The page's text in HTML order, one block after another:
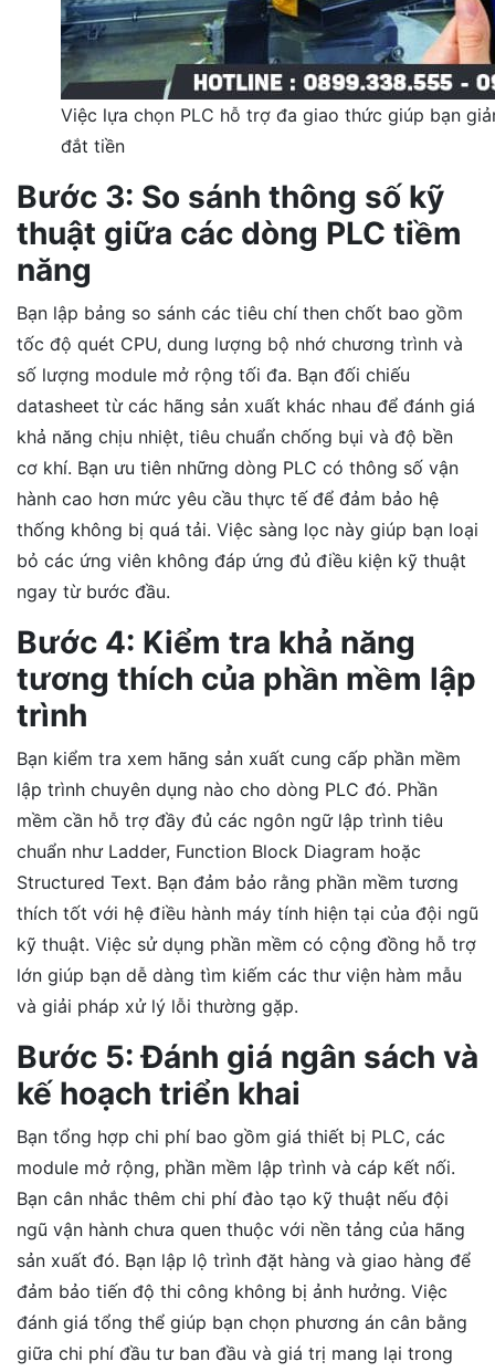
Việc lựa chọn PLC hỗ trợ đa giao thức giúp bạn
đắt tiền
Bước 3: So sánh thông số kỹ
thuật giữa các dòng PLC tiềm
năng
Bạn lập bảng so sánh các tiêu chí then chốt bao gồm
tốc độ quét CPU, dung lượng bộ nhớ chương trình và
số lượng module mở rộng tối đa. Bạn đối chiếu
datasheet từ các hãng sản xuất khác nhau để đánh giá
khả năng chịu nhiệt, tiêu chuẩn chống bụi và độ bền
cơ khí. Bạn ưu tiên những dòng PLC có thông số vận
hành cao hơn mức yêu cầu thực tế để đảm bảo hệ
thống không bị quá tải. Việc sàng lọc này giúp bạn loại
bỏ các ứng viên không đáp ứng đủ điều kiện kỹ thuật
ngay từ bước đầu.
Bước 4: Kiểm tra khả năng
tương thích của phần mềm lập
trình
Bạn kiểm tra xem hãng sản xuất cung cấp phần mềm
lập trình chuyên dụng nào cho dòng PLC đó. Phần
mềm cần hỗ trợ đầy đủ các ngôn ngữ lập trình tiêu
chuẩn như Ladder, Function Block Diagram hoặc
Structured Text. Bạn đảm bảo rằng phần mềm tương
thích tốt với hệ điều hành máy tính hiện tại của đội ngũ
kỹ thuật. Việc sử dụng phần mềm có cộng đồng hỗ trợ
lớn giúp bạn dễ dàng tìm kiếm các thư viện hàm mẫu
và giải pháp xử lý lỗi thường gặp.
Bước 5: Đánh giá ngân sách và
kế hoạch triển khai
Bạn tổng hợp chi phí bao gồm giá thiết bị PLC, các
module mở rộng, phần mềm lập trình và cáp kết nối.
Bạn cân nhắc thêm chi phí đào tạo kỹ thuật nếu đội
ngũ vận hành chưa quen thuộc với nền tảng của hãng
sản xuất đó. Bạn lập lộ trình đặt hàng và giao hàng để
đảm bảo tiến độ thi công không bị ảnh hưởng. Việc
đánh giá tổng thể giúp bạn chọn phương án cân bằng
giữa chi phí đầu tư ban đầu và giá trị mang lại trong